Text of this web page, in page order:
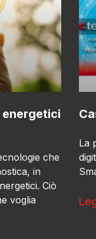
che
in
Ciò
voglia
La